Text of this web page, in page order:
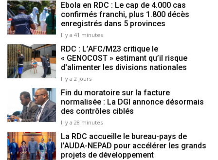
Ebola en RDC : Le cap de 4.000 cas
confirmés franchi, plus 1.800 décès
enregistrés dans 5 provinces
Il y a 41 minutes
RDC : L’AFC/M23 critique le
« GENOCOST » estimant qu’il risque
d'alimenter les divisions nationales
Il y a 2 jours
Fin du moratoire sur la facture
normalisée : La DGI annonce désormais
des contrôles ciblés
Il y a 28 minutes
La RDC accueille le bureau-pays de
l’AUDA-NEPAD pour accélérer les grands
projets de développement